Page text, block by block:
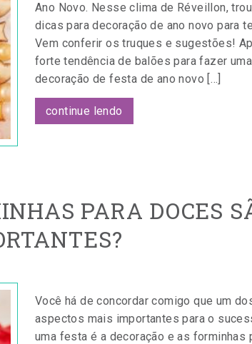
Ano Novo. Nesse clima de Réveillon,
dicas para decoração de ano novo para
Vem conferir os truques e sugestões!
forte tendência de balões para fazer uma
decoração de festa de ano novo […]
continue lendo
PARA DOCES
Você há de concordar comigo que um
aspectos mais importantes para o
uma festa é a decoração e as forminhas